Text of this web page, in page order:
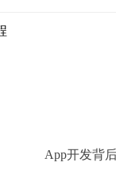
App开发背